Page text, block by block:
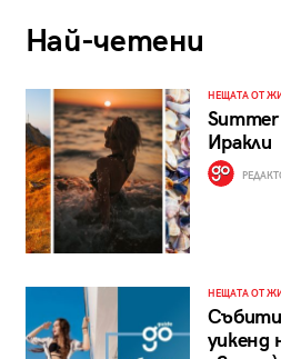
Най-четени
НЕЩАТА ОТ
Иракли
НЕЩАТА ОТ
уикенд